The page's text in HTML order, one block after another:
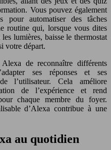
Vous pouvez également
pour automatiser des tâches
routine qui, lorsque vous dites
lumières, baisse le thermostat
votre départ.
de reconnaître différents
ses réponses et ses
l’utilisateur. Cela améliore
de l’expérience et rend
chaque membre du foyer.
d’Alexa contribue à une
au quotidien